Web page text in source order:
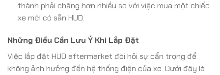
thành phải chăng hơn nhiều so với việc mua một chiếc
xe mới có sẵn HUD.
Những Điều Cần Lưu Ý Khi Lắp Đặt
Việc lắp đặt HUD aftermarket đòi hỏi sự cẩn trọng để
không ảnh hưởng đến hệ thống điện của xe. Dưới đây là